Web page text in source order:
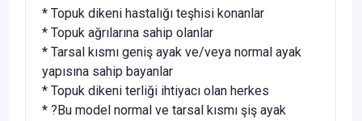
* Topuk dikeni hastalığı teşhisi konanlar
* Topuk ağrılarına sahip olanlar
* Tarsal kısmı geniş ayak ve/veya normal ayak
yapısına sahip bayanlar
* Topuk dikeni terliği ihtiyacı olan herkes
* ?Bu model normal ve tarsal kısmı şiş ayak